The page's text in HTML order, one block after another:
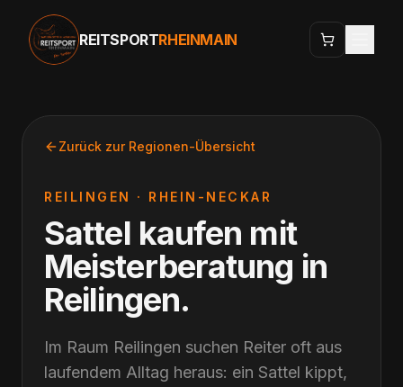
REITSPORTRHEINMAIN
Zurück zur Regionen-Übersicht
REILINGEN · RHEIN-NECKAR
Sattel kaufen mit
Meisterberatung in
Reilingen.
Im Raum Reilingen suchen Reiter oft aus
laufendem Alltag heraus: ein Sattel kippt,